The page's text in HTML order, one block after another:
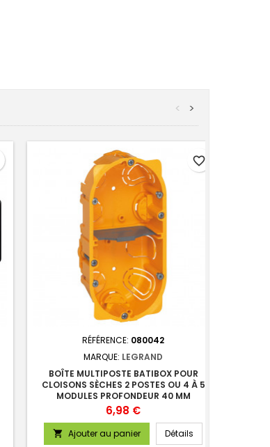
>
<
RÉFÉRENCE: 080042
MARQUE: LEGRAND
BOÎTE MULTIPOSTE BATIBOX POUR
CLOISONS SÈCHES 2 POSTES OU 4 À 5
MODULES PROFONDEUR 40 MM
Prix
6,98 €
 Ajouter au panier Détails
favorite_border